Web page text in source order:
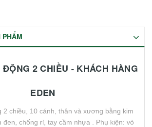
2 CHIỀU - KHÁCH HÀNG
EDEN
2 chiều, 10 cánh, thân và xương bằng kim
đen, chống rỉ, tay cầm nhựa . Phụ kiện: vỏ